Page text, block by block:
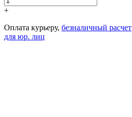
+
Оплата курьеру, безналичный расчет
для юр. лиц